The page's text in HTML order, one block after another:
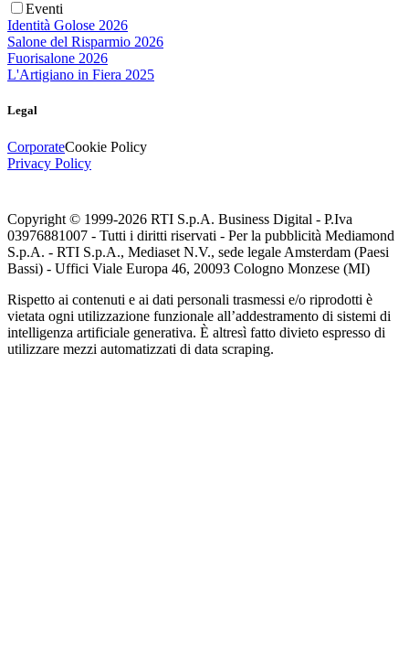
Eventi
Identità Golose 2026
Salone del Risparmio 2026
Fuorisalone 2026
L'Artigiano in Fiera 2025
Legal
CorporateCookie Policy
Privacy Policy
Copyright © 1999-2026 RTI S.p.A. Business Digital - P.Iva
03976881007 - Tutti i diritti riservati - Per la pubblicità Mediamond
S.p.A. - RTI S.p.A., Mediaset N.V., sede legale Amsterdam (Paesi
Bassi) - Uffici Viale Europa 46, 20093 Cologno Monzese (MI)
Rispetto ai contenuti e ai dati personali trasmessi e/o riprodotti è
vietata ogni utilizzazione funzionale all’addestramento di sistemi di
intelligenza artificiale generativa. È altresì fatto divieto espresso di
utilizzare mezzi automatizzati di data scraping.